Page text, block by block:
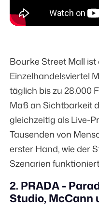
Bourke Street Mall
Einzelhandelsviertel
täglich bis zu28.000
Maß an Sichtbarkeit
gleichzeitig als Live-
Tausenden von
erster Hand, wie der
Szenarien
2. PRADA -
Studio, McCann